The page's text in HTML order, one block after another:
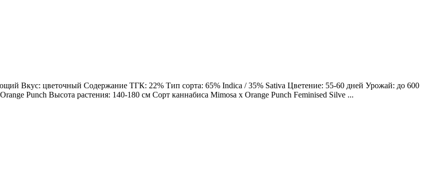
Вкус: цветочный Содержание ТГК: 22% Тип сорта: 65% Indica / 35% Sativa Цветение: 55-60 дней Урожай: до 600
Punch Высота растения: 140-180 см Сорт каннабиса Mimosa x Orange Punch Feminised Silve ...